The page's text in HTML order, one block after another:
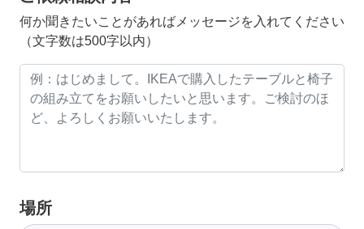
何か聞きたいことがあればメッセージを入れてください
（文字数は500字以内）
場所